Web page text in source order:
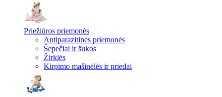
Priežiūros priemonės
Antiparazitinės priemonės
Šepečiai ir šukos
Žirklės
Kirpimo mašinėlės ir priedai